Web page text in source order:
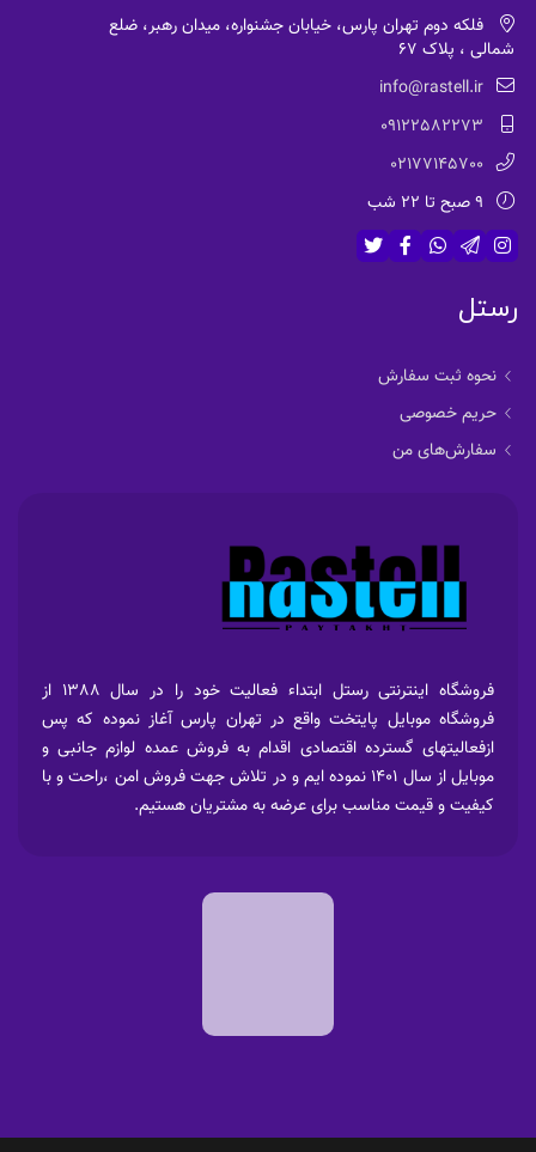
فلکه دوم تهران پارس، خیابان جشنواره، میدان رهبر، ضلع
شمالی ، پلاک 67
info@rastell.ir
09122582273
02177145700
9 صبح تا 22 شب
رستل
نحوه ثبت سفارش
حریم خصوصی
سفارش‌های من
فروشگاه اینترنتی رستل ابتداء فعالیت خود را در سال 1388 از
فروشگاه موبایل پایتخت واقع در تهران پارس آغاز نموده که پس
ازفعالیتهای گسترده اقتصادی اقدام به فروش عمده لوازم جانبی و
موبایل از سال 1401 نموده ایم و در تلاش جهت فروش امن ،راحت و با
کیفیت و قیمت مناسب برای عرضه به مشتریان هستیم.